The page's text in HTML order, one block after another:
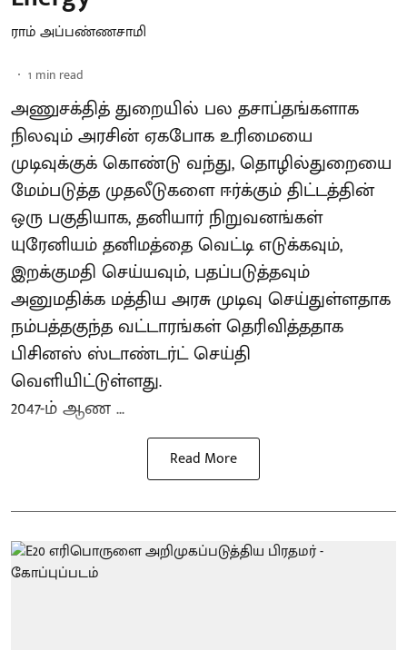
ராம் அப்பண்ணசாமி
1 min read
அணுசக்தித் துறையில் பல தசாப்தங்களாக
நிலவும் அரசின் ஏகபோக உரிமையை
முடிவுக்குக் கொண்டு வந்து, தொழில்துறையை
மேம்படுத்த முதலீடுகளை ஈர்க்கும் திட்டத்தின்
ஒரு பகுதியாக, தனியார் நிறுவனங்கள்
யுரேனியம் தனிமத்தை வெட்டி எடுக்கவும்,
இறக்குமதி செய்யவும், பதப்படுத்தவும்
அனுமதிக்க மத்திய அரசு முடிவு செய்துள்ளதாக
நம்பத்தகுந்த வட்டாரங்கள் தெரிவித்ததாக
பிசினஸ் ஸ்டாண்டர்ட் செய்தி
வெளியிட்டுள்ளது.
2047-ம் ஆண ...
Read More